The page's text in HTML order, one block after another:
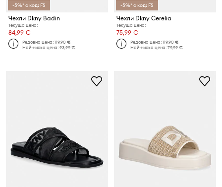
-5%* с код: FS
Чехли Dkny Badin
Текуща цена:
84,99 €
Редовна цена:119,90 €
Най-ниска цена:93,99 €
-5%* с код: FS
Чехли Dkny Cerelia
Текуща цена:
75,99 €
Редовна цена:119,90 €
Най-ниска цена:79,99 €